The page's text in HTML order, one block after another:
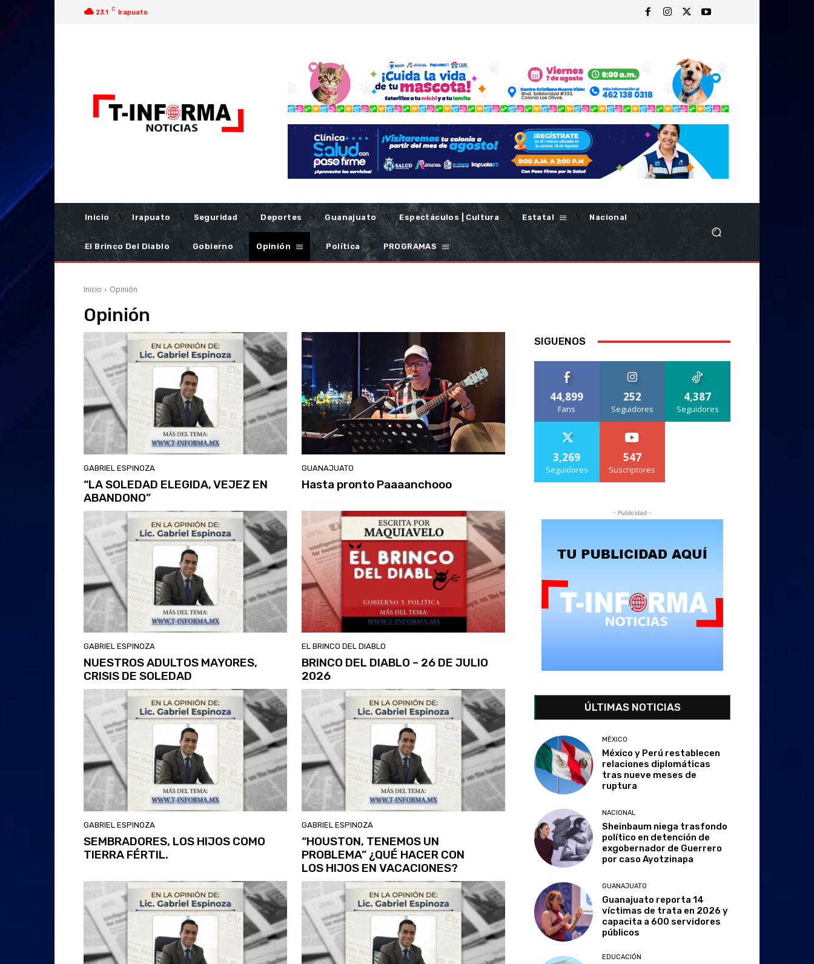
23.1 C Irapuato
Inicio Irapuato Seguridad Deportes Guanajuato Espectáculos | Cultura Estatal Nacional
El Brinco Del Diablo Gobierno Opinión Política PROGRAMAS
Inicio Opinión
Opinión
GABRIEL ESPINOZA
“LA SOLEDAD ELEGIDA, VEJEZ EN
ABANDONO”
GUANAJUATO
Hasta pronto Paaaanchooo
GABRIEL ESPINOZA
NUESTROS ADULTOS MAYORES,
CRISIS DE SOLEDAD
EL BRINCO DEL DIABLO
BRINCO DEL DIABLO – 26 DE JULIO
2026
GABRIEL ESPINOZA
SEMBRADORES, LOS HIJOS COMO
TIERRA FÉRTIL.
GABRIEL ESPINOZA
“HOUSTON, TENEMOS UN
PROBLEMA” ¿QUÉ HACER CON
LOS HIJOS EN VACACIONES?
SIGUENOS
44,899
Fans
252
Seguidores
4,387
Seguidores
3,269
Seguidores
547
Suscriptores
- Publicidad -
ÚLTIMAS NOTICIAS
MÉXICO
México y Perú restablecen
relaciones diplomáticas
tras nueve meses de
ruptura
NACIONAL
Sheinbaum niega trasfondo
político en detención de
exgobernador de Guerrero
por caso Ayotzinapa
GUANAJUATO
Guanajuato reporta 14
víctimas de trata en 2026 y
capacita a 600 servidores
públicos
EDUCACIÓN